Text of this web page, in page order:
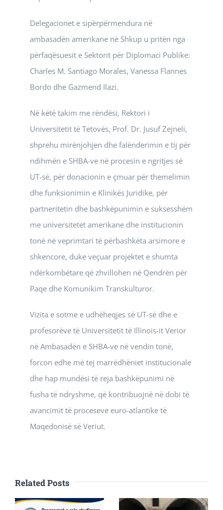
Delegacionet e sipërpërmendura në
ambasadën amerikane në Shkup u pritën nga
përfaqësuesit e Sektorit për Diplomaci Publike:
Charles M. Santiago Morales, Vanessa Flannes
Bordo dhe Gazmend Ilazi.
Në këtë takim me rëndësi, Rektori i
Universitetit të Tetovës, Prof. Dr. Jusuf Zejneli,
shprehu mirënjohjen dhe falënderimin e tij për
ndihmën e SHBA-ve në procesin e ngritjes së
UT-së, për donacionin e çmuar për themelimin
dhe funksionimin e Klinikës Juridike, për
partneritetin dhe bashkëpunimin e suksesshëm
me universitetet amerikane dhe institucionin
tonë në veprimtari të përbashkëta arsimore e
shkencore, duke veçuar projektet e shumta
ndërkombëtare që zhvillohen në Qendrën për
Paqe dhe Komunikim Transkulturor.
Vizita e sotme e udhëheqjes së UT-së dhe e
profesorëve të Universitetit të Illinois-it Verior
në Ambasadën e SHBA-ve në vendin tonë,
forcon edhe më tej marrëdhëniet institucionale
dhe hap mundësi të reja bashkëpunimi në
fusha të ndryshme, që kontribuojnë në dobi të
avancimit të proceseve euro-atlantike të
Maqedonisë së Veriut.
Related Posts